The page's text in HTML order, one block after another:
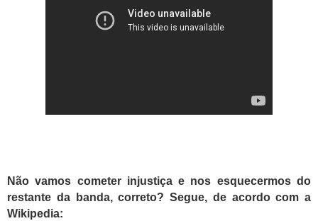
Não vamos cometer injustiça e nos esquecermos do
restante da banda, correto? Segue, de acordo com a
Wikipedia: